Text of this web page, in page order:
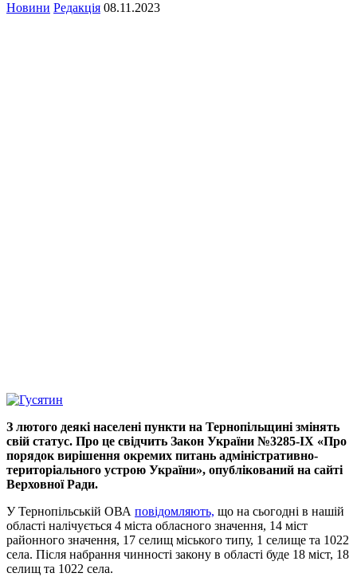
Новини Редакція 08.11.2023
З лютого деякі населені пункти на Тернопільщині змінять
свій статус. Про це свідчить Закон України №3285-ІХ «Про
порядок вирішення окремих питань адміністративно-
територіального устрою України», опублікований на сайті
Верховної Ради.
У Тернопільській ОВА повідомляють, що на сьогодні в нашій
області налічується 4 міста обласного значення, 14 міст
районного значення, 17 селищ міського типу, 1 селище та 1022
села. Після набрання чинності закону в області буде 18 міст, 18
селищ та 1022 села.